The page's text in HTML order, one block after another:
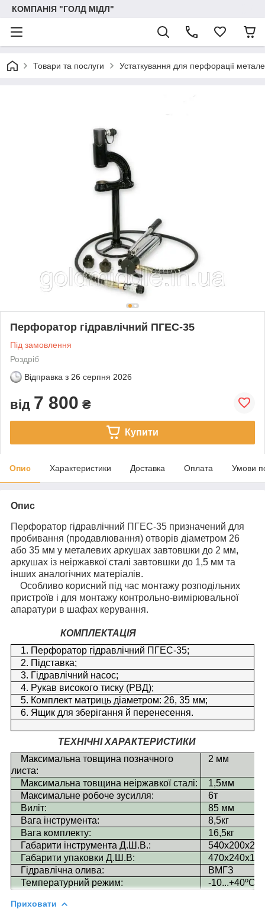
КОМПАНІЯ "ГОЛД МІДЛ"
Товари та послуги Устаткування для перфорації
Перфоратор гідравлічний ПГЕС-35
Під замовлення
Роздріб
Відправка з 26 серпня 2026
від 7 800 ₴
Купити
Опис Характеристики Доставка Оплата Умови
Опис
Перфоратор гідравлічний ПГЕС-35 призначений для
пробивання (продавлювання) отворів діаметром 26
або 35 мм у металевих аркушах завтовшки до 2 мм,
аркушах із неіржавкої сталі завтовшки до 1,5 мм та
інших аналогічних матеріалів.
Особливо корисний під час монтажу розподільних
пристроїв і для монтажу контрольно-вимірювальної
апаратури в шафах керування.
КОМПЛЕКТАЦІЯ
1. Перфоратор гідравлічний ПГЕС-35;
2. Підставка;
3. Гідравлічний насос;
4. Рукав високого тиску (РВД);
5. Комплект матриць діаметром: 26, 35 мм;
6. Ящик для зберігання й перенесення.
ТЕХНІЧНІ ХАРАКТЕРИСТИКИ
Максимальна товщина позначного
листа:
2 мм
Максимальна товщина неіржавкої сталі:
1,5мм
Максимальне робоче зусилля:
6т
Виліт:
85 мм
Вага інструмента:
8,5кг
Вага комплекту:
16,5кг
Габарити інструмента Д.Ш.В.:
Габарити упаковки Д.Ш.В:
Гідравлічна олива:
ВМГЗ
Температурний режим:
-10...+40ºС
Приховати